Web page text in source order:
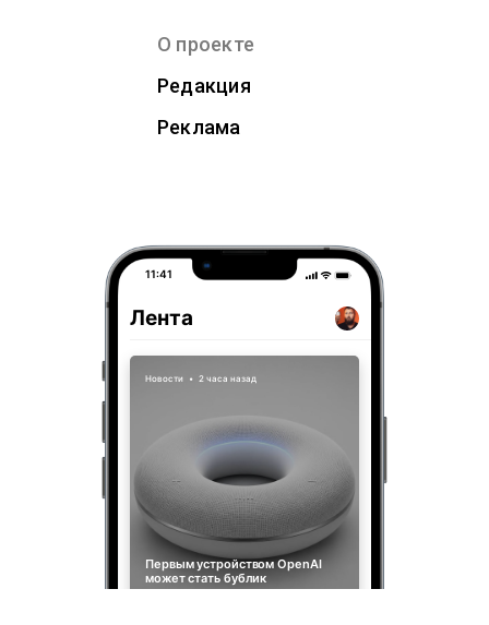
О проекте
Редакция
Реклама
11:41
Лента
Новости • 2 часа назад
Первым устройством OpenAI
может стать бублик